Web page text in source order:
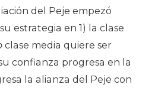
del Peje empezó
estrategia en 1) la clase
clase media quiere ser
confianza progresa en la
la alianza del Peje con